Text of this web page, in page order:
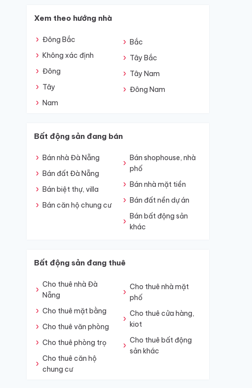
Xem theo hướng nhà
Đông Bắc
Không xác định
Đông
Tây
Nam
Bắc
Tây Bắc
Tây Nam
Đông Nam
Bất động sản đang bán
Bán nhà Đà Nẵng
Bán đất Đà Nẵng
Bán biệt thự, villa
Bán căn hộ chung cư
Bán shophouse, nhà
phố
Bán nhà mặt tiền
Bán đất nền dự án
Bán bất động sản
khác
Bất động sản đang thuê
Cho thuê nhà Đà
Nẵng
Cho thuê mặt bằng
Cho thuê văn phòng
Cho thuê phòng trọ
Cho thuê căn hộ
chung cư
Cho thuê nhà mặt
phố
Cho thuê cửa hàng,
kiot
Cho thuê bất động
sản khác